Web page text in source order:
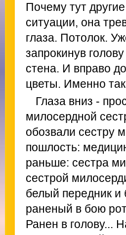
Почему тут
ситуации, она
глаза. Потолок.
запрокинув
стена. И вправо
цветы. Именно
Глаза вниз -
милосердной
обозвали сестру
пошлость:
раньше: сестра
сестрой
белый передник и
раненый в бою
Ранен в голову...